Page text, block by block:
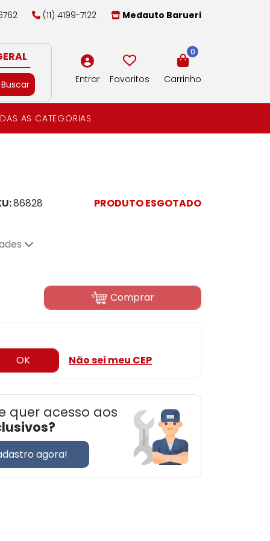
(11) 4199-7122 Medauto Barueri
Buscar Entrar Favoritos
0
Carrinho
AS CATEGORIAS
86828
PRODUTO ESGOTADO
Comprar
OK Não sei meu CEP
quer acesso aos
agora!